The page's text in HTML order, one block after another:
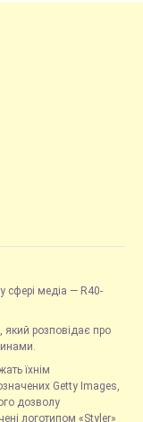
у сфері медіа — R40-
який розповідає про
їхнім
Getty Images,
дозволу
логотипом «Styler»